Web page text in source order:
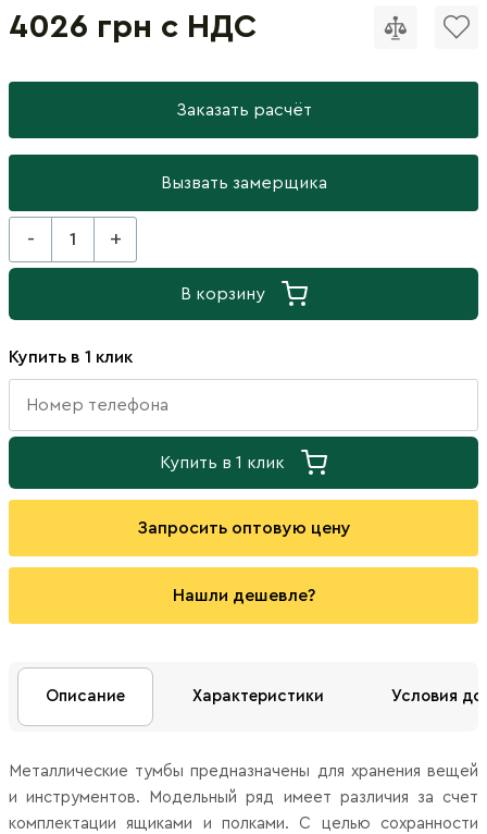
4026 грн с НДС
Заказать расчёт
Вызвать замерщика
- +
В корзину
Купить в 1 клик
Купить в 1 клик
Запросить оптовую цену
Нашли дешевле?
Описание Характеристики Условия
Металлические тумбы предназначены для хранения вещей
и инструментов. Модельный ряд имеет различия за счет
комплектации ящиками и полками. С целью сохранности